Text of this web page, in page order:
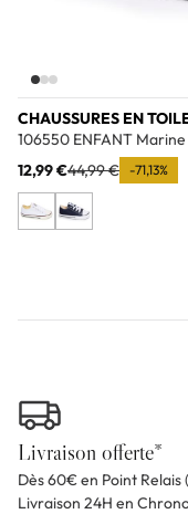
CHAUSSURES EN
106550 ENFANT Marine
12,99 €44,99 € -71,13%
Livraison offerte*
Dès 60€ en Point
Livraison 24H en